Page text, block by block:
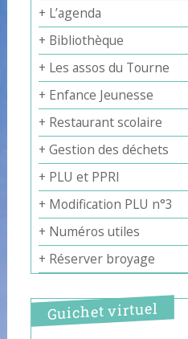
+ L’agenda
+ Bibliothèque
+ Les assos du Tourne
+ Enfance Jeunesse
+ Restaurant scolaire
+ Gestion des déchets
+ PLU et PPRI
+ Modification PLU n°3
+ Numéros utiles
+ Réserver broyage
Guichet virtuel